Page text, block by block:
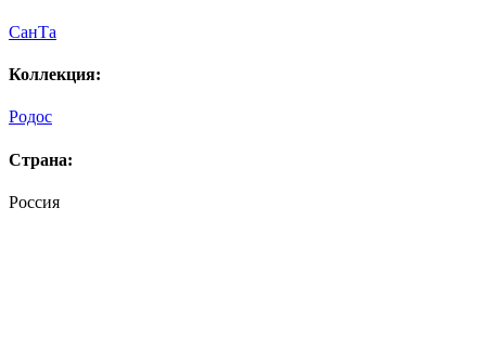
СанТа
Коллекция:
Родос
Страна:
Россия